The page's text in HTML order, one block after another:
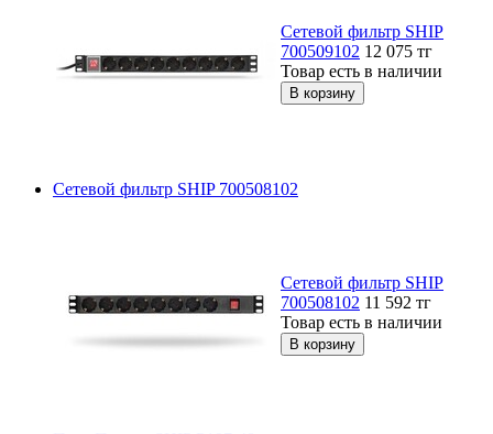
Сетевой фильтр SHIP
700509102 12 075 тг
Товар есть в наличии
Сетевой фильтр SHIP 700508102
Сетевой фильтр SHIP
700508102 11 592 тг
Товар есть в наличии